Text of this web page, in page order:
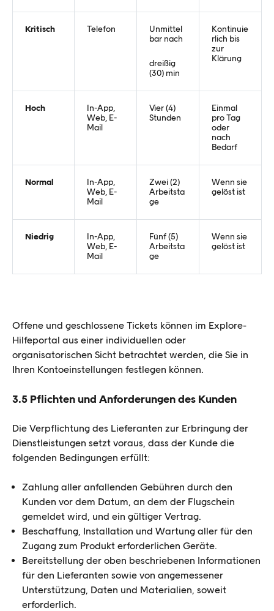
Kritisch Telefon
Unmittel
bar nach
dreißig
(30) min
Kontinuie
rlich bis
zur
Klärung
Hoch
In-App,
Web, E-
Mail
Vier (4)
Stunden
Einmal
pro Tag
oder
nach
Bedarf
Normal
In-App,
Web, E-
Mail
Zwei (2)
Arbeitsta
ge
Wenn sie
gelöst ist
Niedrig
In-App,
Web, E-
Mail
Fünf (5)
Arbeitsta
ge
Wenn sie
gelöst ist
Offene und geschlossene Tickets können im Explore-
Hilfeportal aus einer individuellen oder
organisatorischen Sicht betrachtet werden, die Sie in
Ihren Kontoeinstellungen festlegen können.
3.5 Pflichten und Anforderungen des Kunden
Die Verpflichtung des Lieferanten zur Erbringung der
Dienstleistungen setzt voraus, dass der Kunde die
folgenden Bedingungen erfüllt:
Zahlung aller anfallenden Gebühren durch den
Kunden vor dem Datum, an dem der Flugschein
gemeldet wird, und ein gültiger Vertrag.
Beschaffung, Installation und Wartung aller für den
Zugang zum Produkt erforderlichen Geräte.
Bereitstellung der oben beschriebenen Informationen
für den Lieferanten sowie von angemessener
Unterstützung, Daten und Materialien, soweit
erforderlich.